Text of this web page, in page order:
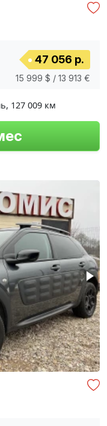
47 056 р.
15 999 $ / 13 913 €
, 127 009 км